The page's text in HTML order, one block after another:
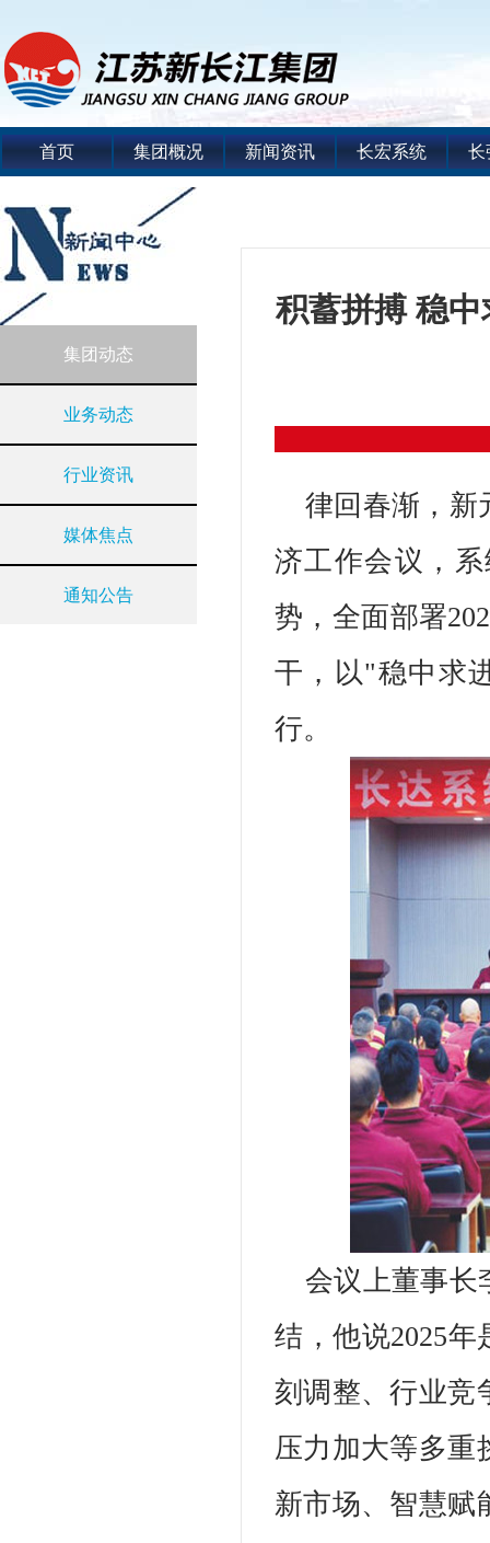
首页 集团概况 新闻资讯 长宏系统 长
集团动态
业务动态
行业资讯
媒体焦点
通知公告
积蓄拼搏 稳
律回春渐，新
济工作会议，
势，全面部署
干，以"稳中求
行。
会议上董事长
结，他说2025
刻调整、行业竞
压力加大等多重
新市场、智慧赋